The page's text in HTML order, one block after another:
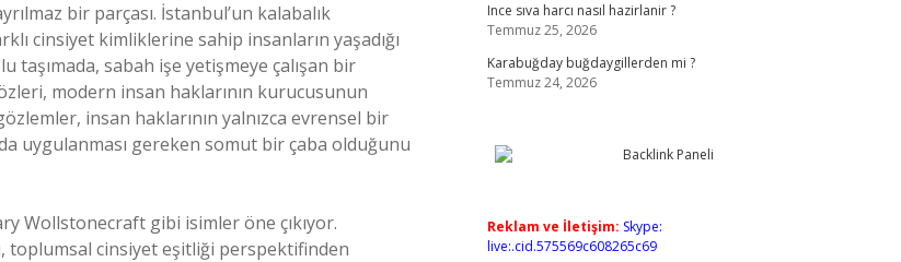
bir parçası. İstanbul’un kalabalık
cinsiyet kimliklerine sahip insanların yaşadığı
taşımada, sabah işe yetişmeye çalışan bir
modern insan haklarının kurucusunun
insan haklarının yalnızca evrensel bir
uygulanması gereken somut bir çaba olduğunu
Wollstonecraft gibi isimler öne çıkıyor.
toplumsal cinsiyet eşitliği perspektifinden
Ince sıva harcı nasıl hazirlanir ?
Temmuz 25, 2026
Karabuğday buğdaygillerden mi ?
Temmuz 24, 2026
Reklam ve İletişim: Skype:
live:.cid.575569c608265c69